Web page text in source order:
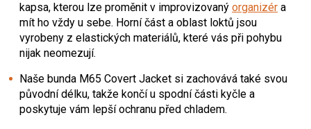
kapsa, kterou lze proměnit v improvizovaný organizér a
mít ho vždy u sebe. Horní část a oblast loktů jsou
vyrobeny z elastických materiálů, které vás při pohybu
nijak neomezují.
Naše bunda M65 Covert Jacket si zachovává také svou
původní délku, takže končí u spodní části kyčle a
poskytuje vám lepší ochranu před chladem.